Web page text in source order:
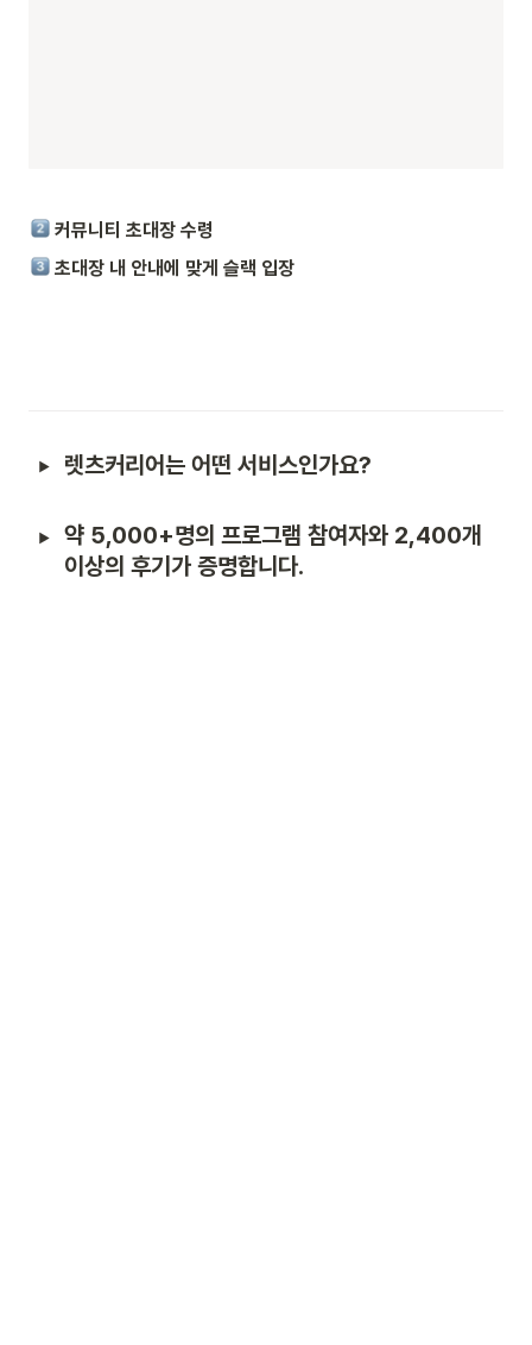
커뮤니티 초대장 수령
초대장 내 안내에 맞게 슬랙 입장
렛츠커리어는 어떤 서비스인가요?
약 5,000+명의 프로그램 참여자와 2,400개
이상의 후기가 증명합니다.